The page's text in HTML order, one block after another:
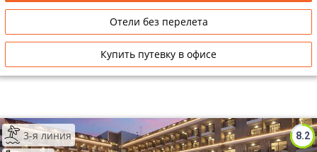
Отели без перелета
Купить путевку в офисе
8.2
3-я линия